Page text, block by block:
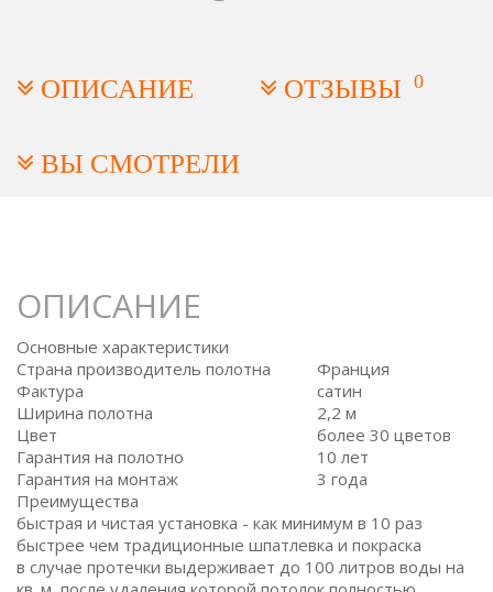
ОПИСАНИЕ ОТЗЫВЫ 0
ВЫ СМОТРЕЛИ
ОПИСАНИЕ
Основные характеристики
Страна производитель полотна
Франция
Фактура
сатин
Ширина полотна
2,2 м
Цвет
более 30 цветов
Гарантия на полотно
10 лет
Гарантия на монтаж
3 года
Преимущества
быстрая и чистая установка - как минимум в 10 раз
быстрее чем традиционные шпатлевка и покраска
в случае протечки выдерживает до 100 литров воды на